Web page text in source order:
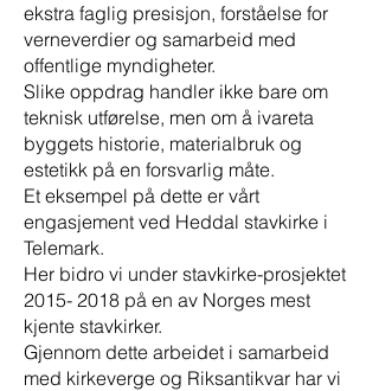
ekstra faglig presisjon, forståelse for
verneverdier og samarbeid med
offentlige myndigheter.
Slike oppdrag handler ikke bare om
teknisk utførelse, men om å ivareta
byggets historie, materialbruk og
estetikk på en forsvarlig måte.
Et eksempel på dette er vårt
engasjement ved Heddal stavkirke i
Telemark.
Her bidro vi under stavkirke-prosjektet
2015- 2018 på en av Norges mest
kjente stavkirker.
Gjennom dette arbeidet i samarbeid
med kirkeverge og Riksantikvar har vi